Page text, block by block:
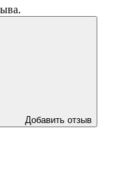
Добавить отзыв